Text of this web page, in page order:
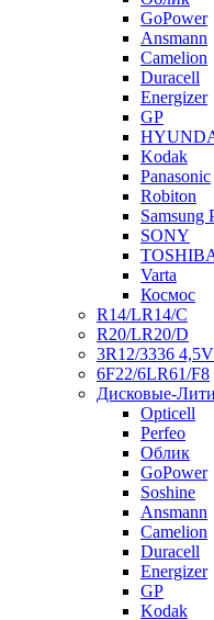
GoPower
Ansmann
Camelion
Duracell
Energizer
GP
Kodak
Panasonic
Robiton
SONY
Varta
Космос
R14/LR14/C
R20/LR20/D
3R12/3336 4,5V
6F22/6LR61/F8
Дисковые-
Opticell
Perfeo
Облик
GoPower
Soshine
Ansmann
Camelion
Duracell
Energizer
GP
Kodak